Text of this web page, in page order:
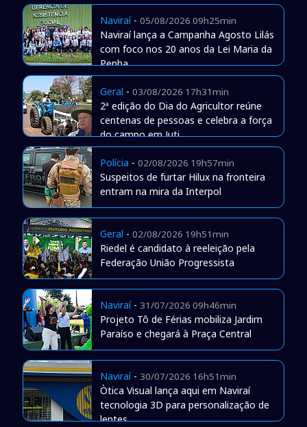
Naviraí- 05/08/2026 09h25min
Naviraí lança a Campanha Agosto Lilás
com foco nos 20 anos da Lei Maria da
Penha
Geral - 03/08/2026 17h31min
2ª edição do Dia do Agricultor reúne
centenas de pessoas e celebra a força
do campo em Juti
Polícia - 02/08/2026 19h57min
Suspeitos de furtar Hilux na fronteira
entram na mira da Interpol
Geral - 02/08/2026 19h51min
Riedel é candidato à reeleição pela
Federação União Progressista
Naviraí- 31/07/2026 09h46min
Projeto Tô de Férias mobiliza Jardim
Paraíso e chegará à Praça Central
Naviraí- 30/07/2026 16h51min
Òtica Visual lança aqui em Naviraí
tecnologia 3D para personalização de
lentes